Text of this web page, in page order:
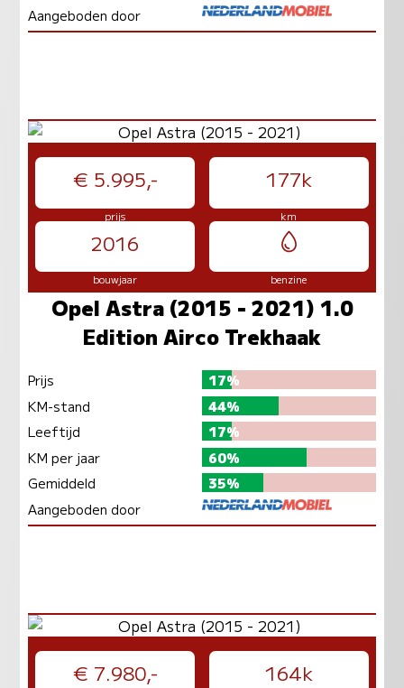
Aangeboden door
€ 5.995,- 177k
prijs km
2016
bouwjaar benzine
Opel Astra (2015 - 2021) 1.0
Edition Airco Trekhaak
Prijs
17%
KM-stand
44%
Leeftijd
17%
KM per jaar
60%
Gemiddeld
35%
Aangeboden door
€ 7.980,- 164k